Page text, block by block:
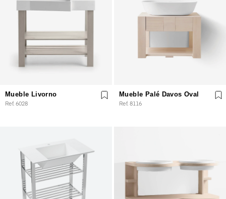
Mueble Livorno
Ref. 6028
Mueble Palé Davos Oval
Ref. 8116